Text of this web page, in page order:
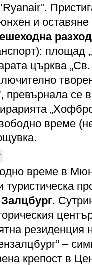
и оставяне
площад
църква
превърнала
време
време в
туристическа
.
резиденция
–
крепост в